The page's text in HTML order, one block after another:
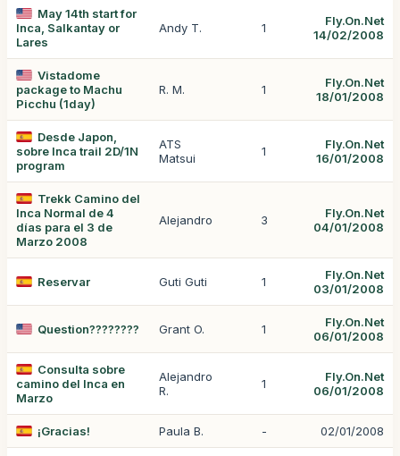
May 14th start for
Inca, Salkantay or
Lares
Andy T. 1
Fly.On.Net
14/02/2008
Vistadome
package to Machu
Picchu (1day)
R. M. 1
Fly.On.Net
18/01/2008
Desde Japon,
sobre Inca trail 2D/1N
program
ATS
Matsui
1
Fly.On.Net
16/01/2008
Trekk Camino del
Inca Normal de 4
días para el 3 de
Marzo 2008
Alejandro 3
Fly.On.Net
04/01/2008
Reservar Guti Guti 1
Fly.On.Net
03/01/2008
Question???????? Grant O. 1
Fly.On.Net
06/01/2008
Consulta sobre
camino del Inca en
Marzo
Alejandro
R.
1
Fly.On.Net
06/01/2008
¡Gracias! Paula B. - 02/01/2008